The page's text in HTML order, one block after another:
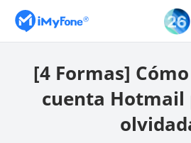
[4 Formas]
cuenta Hotmail